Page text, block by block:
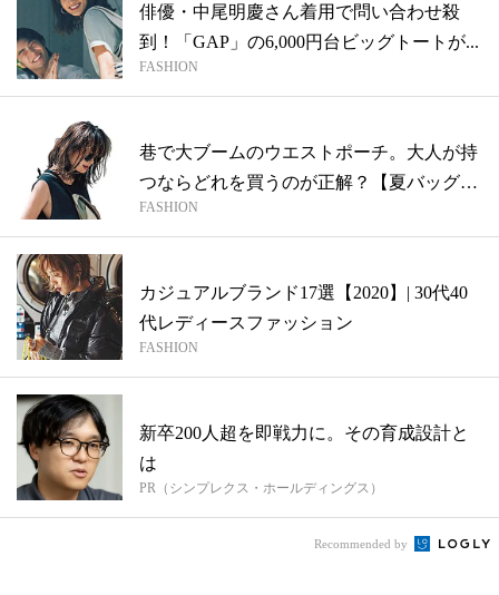
俳優・中尾明慶さん着用で問い合わせ殺
到！「GAP」の6,000円台ビッグトートが...
FASHION
巷で大ブームのウエストポーチ。大人が持
つならどれを買うのが正解？【夏バッグこ
そM...
FASHION
カジュアルブランド17選【2020】| 30代40
代レディースファッション
FASHION
新卒200人超を即戦力に。その育成設計と
は
PR（シンプレクス・ホールディングス）
Recommended by